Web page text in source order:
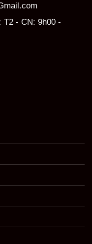
T2 - CN: 9h00 -